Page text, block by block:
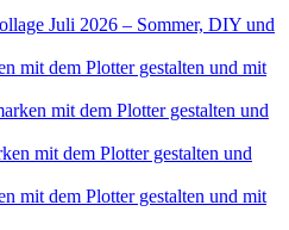
Juli 2026 – Sommer, DIY und
mit dem Plotter gestalten und mit
mit dem Plotter gestalten und
mit dem Plotter gestalten und
mit dem Plotter gestalten und mit